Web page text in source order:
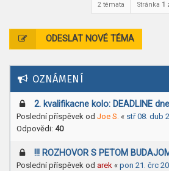
2 témata Stránka 1
ODESLAT NOVÉ TÉMA
OZNÁMENÍ
2. kvalifikacne kolo: DEADLINE
Poslední příspěvek od Joe S. « stř 08. dub
Odpovědi: 40
!!! ROZHOVOR S PETOM
Poslední příspěvek od arek « pon 21. črc